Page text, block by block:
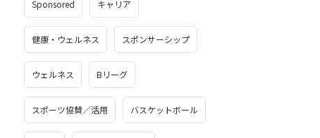
Sponsored キャリア
健康・ウェルネス スポンサーシップ
ウェルネス Bリーグ
スポーツ協賛／活用 バスケットボール